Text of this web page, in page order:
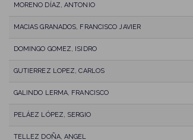
MORENO DÍAZ, ANTONIO
MACIAS GRANADOS, FRANCISCO JAVIER
DOMINGO GOMEZ, ISIDRO
GUTIERREZ LOPEZ, CARLOS
GALINDO LERMA, FRANCISCO
PELÁEZ LÓPEZ, SERGIO
TELLEZ DOÑA, ANGEL